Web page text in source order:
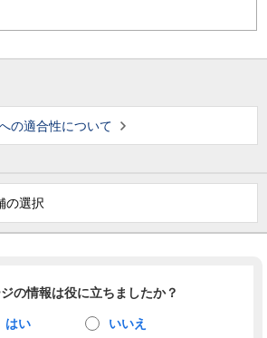
の適合性について
の選択
の情報は役に立ちましたか？
はい いいえ